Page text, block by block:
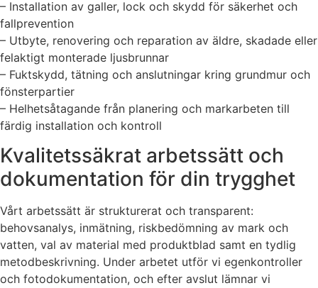
– Installation av galler, lock och skydd för säkerhet och
fallprevention
– Utbyte, renovering och reparation av äldre, skadade eller
felaktigt monterade ljusbrunnar
– Fuktskydd, tätning och anslutningar kring grundmur och
fönsterpartier
– Helhetsåtagande från planering och markarbeten till
färdig installation och kontroll
Kvalitetssäkrat arbetssätt och
dokumentation för din trygghet
Vårt arbetssätt är strukturerat och transparent:
behovsanalys, inmätning, riskbedömning av mark och
vatten, val av material med produktblad samt en tydlig
metodbeskrivning. Under arbetet utför vi egenkontroller
och fotodokumentation, och efter avslut lämnar vi